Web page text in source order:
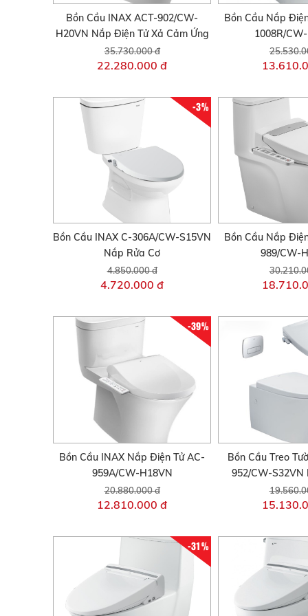
Bồn Cầu INAX ACT-902/CW-
H20VN Nắp Điện Tử Xả Cảm Ứng
35.730.000 đ
22.280.000 đ
Bồn Cầu Nắp
1008R/
-3%
Bồn Cầu INAX C-306A/CW-S15VN
Nắp Rửa Cơ
4.850.000 đ
4.720.000 đ
Bồn Cầu Nắp
989/CW-
-39%
Bồn Cầu INAX Nắp Điện Tử AC-
959A/CW-H18VN
20.880.000 đ
12.810.000 đ
Bồn Cầu Treo
952/CW-S32VN
-31%